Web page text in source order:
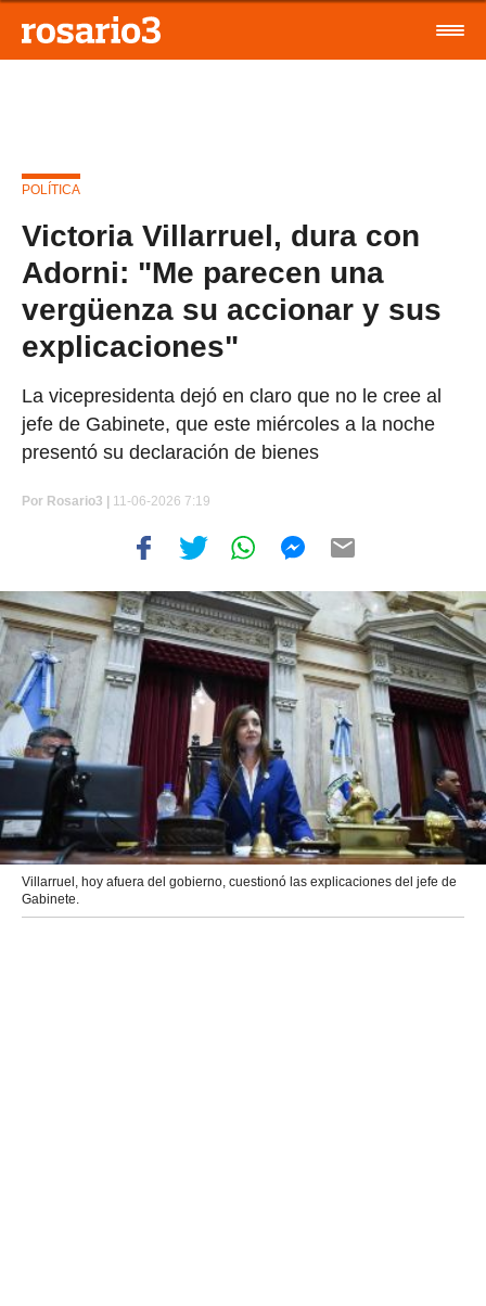
POLÍTICA
Victoria Villarruel, dura con
Adorni: "Me parecen una
vergüenza su accionar y sus
explicaciones"
La vicepresidenta dejó en claro que no le cree al
jefe de Gabinete, que este miércoles a la noche
presentó su declaración de bienes
Por Rosario3 | 11-06-2026 7:19
Villarruel, hoy afuera del gobierno, cuestionó las explicaciones del jefe de
Gabinete.